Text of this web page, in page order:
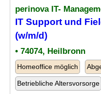
perinova IT-
IT Support und
(w/m/d)
• 74074, Heilbronn
Homeoffice möglich
Betriebliche Altersvorsorge